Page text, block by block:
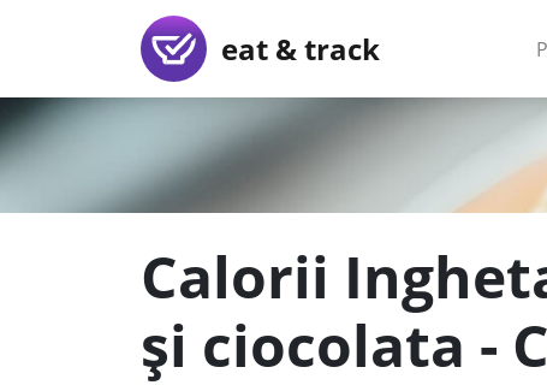
eat & track
Calorii
și ciocolata -